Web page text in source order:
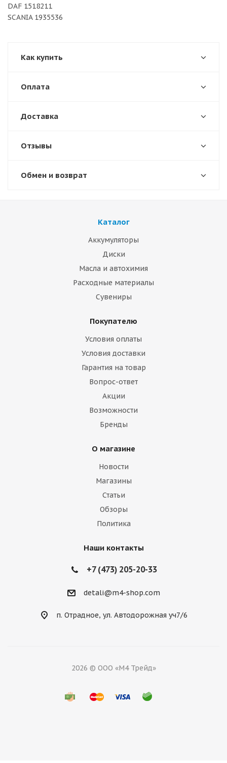
DAF 1518211
SCANIA 1935536
Как купить
Оплата
Доставка
Отзывы
Обмен и возврат
Каталог
Аккумуляторы
Диски
Масла и автохимия
Расходные материалы
Сувениры
Покупателю
Условия оплаты
Условия доставки
Гарантия на товар
Вопрос-ответ
Акции
Возможности
Бренды
О магазине
Новости
Магазины
Статьи
Обзоры
Политика
Наши контакты
+7 (473) 205-20-33
detali@m4-shop.com
п. Отрадное, ул. Автодорожная уч7/6
2026 © ООО «М4 Трейд»